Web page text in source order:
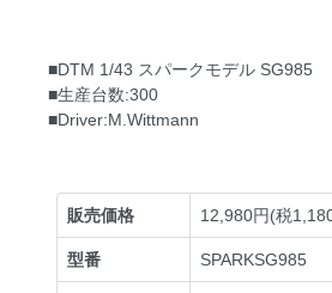
■DTM 1/43 スパークモデル SG985
■生産台数:300
■Driver:M.Wittmann
販売価格 12,980円(税
型番 SPARKSG985